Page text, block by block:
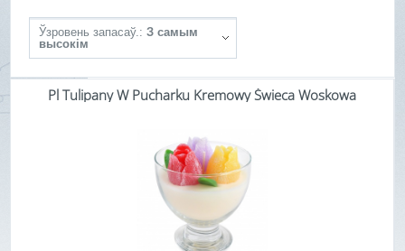
Ўзровень запасаў.: З самым
высокім
Pl Tulipany W Pucharku Kremowy Świeca Woskowa